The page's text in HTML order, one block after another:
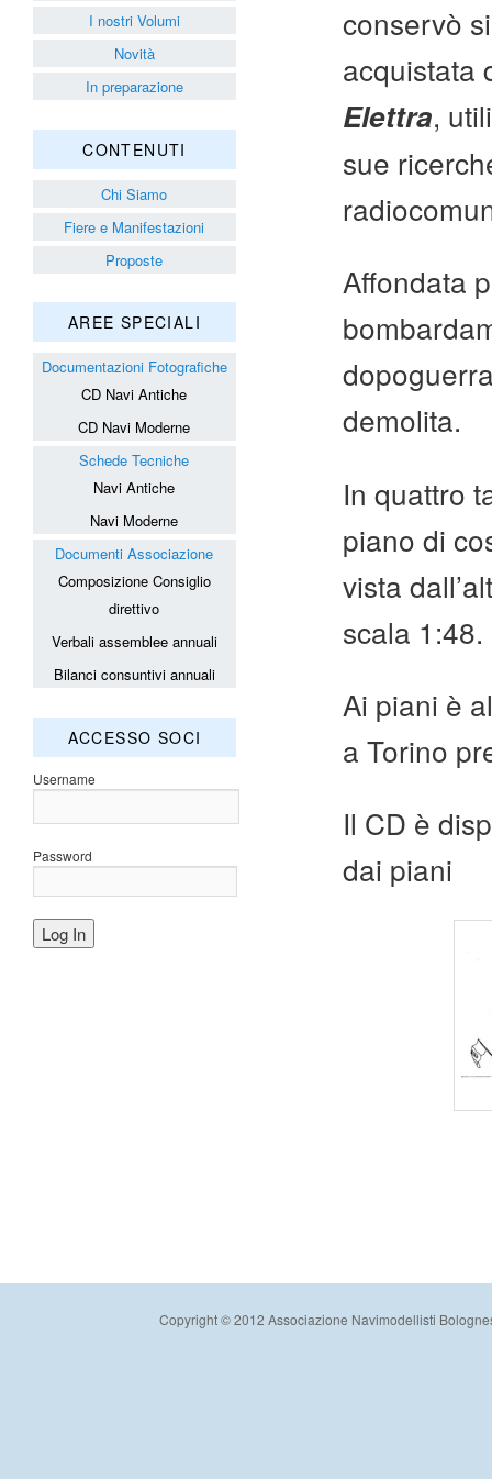
conservò
acquistata
Elettra,
sue
Affondata
demolita.
In quattro
piano di
vista
scala 1:48.
Ai piani è
a Torino
Il CD è
dai piani
I nostri Volumi
Novità
In preparazione
CONTENUTI
Chi Siamo
Fiere e Manifestazioni
Proposte
AREE SPECIALI
Documentazioni Fotografiche
CD Navi Antiche
CD Navi Moderne
Schede Tecniche
Navi Antiche
Navi Moderne
Documenti Associazione
Composizione Consiglio
direttivo
Verbali assemblee annuali
Bilanci consuntivi annuali
ACCESSO SOCI
Username
Password
Copyright © 2012 Associazione Navimodellisti